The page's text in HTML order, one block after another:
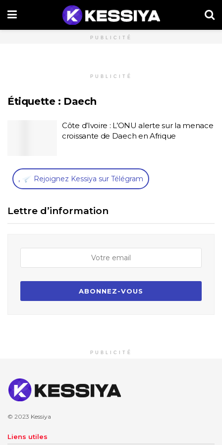
PUBLICITÉ
PUBLICITÉ
Étiquette : Daech
Côte d’Ivoire : L’ONU alerte sur la menace
croissante de Daech en Afrique
, Rejoignez Kessiya sur Télégram
Lettre d’information
PUBLICITÉ
© 2023 Kessiya
Liens utiles